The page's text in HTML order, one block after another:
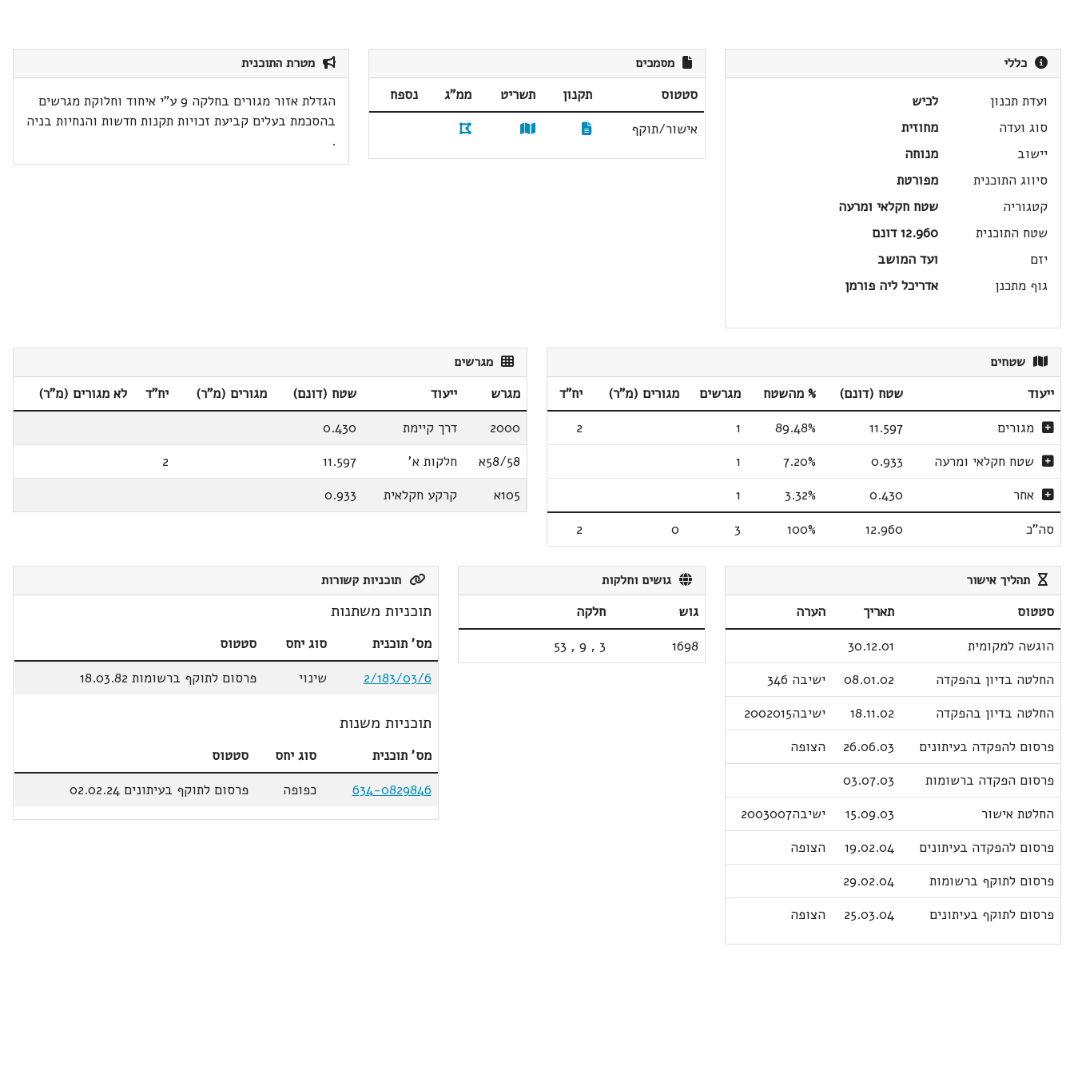
כללי
ועדת תכנון
לכיש
סוג ועדה
מחוזית
יישוב
מנוחה
סיווג התוכנית
מפורטת
קטגוריה
שטח חקלאי ומרעה
שטח התוכנית
12.960 דונם
יזם
ועד המושב
גוף מתכנן
אדריכל ליה פורמן
מסמכים
סטטוס תקנון תשריט ממ"ג
נספח
אישור/תוקף
מטרת התוכנית
הגדלת אזור מגורים בחלקה 9 ע"י איחוד וחלוקת מגרשים
בהסכמת בעלים קביעת זכויות תקנות חדשות והנחיות בניה
.
שטחים
ייעוד שטח (דונם) % מהשטח מגרשים מגורים (מ"ר)
יח"ד
מגורים
11.597
89.48%
1
2
שטח חקלאי ומרעה
0.933
7.20%
1
אחר
0.430
3.32%
1
סה"כ
12.960
100%
3
0
2
מגרשים
מגרש ייעוד שטח (דונם) מגורים (מ"ר) יח"ד
לא מגורים (מ"ר)
2000
דרך קיימת
0.430
58/58א
חלקות א' 11.597
2
105א
קרקע חקלאית 0.933
תהליך אישור
סטטוס תאריך
הערה
הוגשה למקומית
30.12.01
החלטה בדיון בהפקדה
08.01.02
ישיבה 346
החלטה בדיון בהפקדה
18.11.02
ישיבה2002015
פרסום להפקדה בעיתונים
26.06.03
הצופה
פרסום הפקדה ברשומות
03.07.03
החלטת אישור
15.09.03
ישיבה2003007
פרסום להפקדה בעיתונים
19.02.04
הצופה
פרסום לתוקף ברשומות
29.02.04
פרסום לתוקף בעיתונים
25.03.04 הצופה
גושים וחלקות
גוש
חלקה
1698
3
,
9
,
53
תוכניות קשורות
תוכניות משתנות
מס' תוכנית סוג יחס
סטטוס
2/183/03/6
שינוי פרסום לתוקף ברשומות 18.03.82
תוכניות משנות
מס' תוכנית סוג יחס
סטטוס
634-0829846
כפופה פרסום לתוקף בעיתונים 02.02.24